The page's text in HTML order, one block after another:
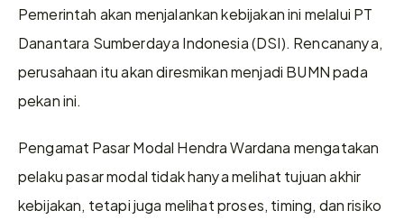
Pemerintah akan menjalankan kebijakan ini melalui PT
Danantara Sumberdaya Indonesia (DSI). Rencananya,
perusahaan itu akan diresmikan menjadi BUMN pada
pekan ini.
Pengamat Pasar Modal Hendra Wardana mengatakan
pelaku pasar modal tidak hanya melihat tujuan akhir
kebijakan, tetapi juga melihat proses, timing, dan risiko